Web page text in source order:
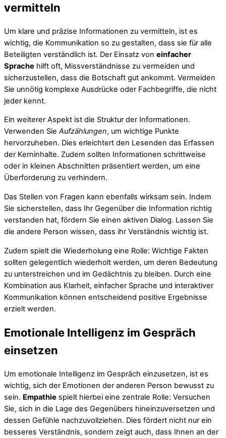
vermitteln
Um klare und präzise Informationen zu vermitteln, ist es
wichtig, die Kommunikation so zu gestalten, dass sie für alle
Beteiligten verständlich ist. Der Einsatz von einfacher
Sprache hilft oft, Missverständnisse zu vermeiden und
sicherzustellen, dass die Botschaft gut ankommt. Vermeiden
Sie unnötig komplexe Ausdrücke oder Fachbegriffe, die nicht
jeder kennt.
Ein weiterer Aspekt ist die Struktur der Informationen.
Verwenden Sie Aufzählungen, um wichtige Punkte
hervorzuheben. Dies erleichtert den Lesenden das Erfassen
der Kerninhalte. Zudem sollten Informationen schrittweise
oder in kleinen Abschnitten präsentiert werden, um eine
Überforderung zu verhindern.
Das Stellen von Fragen kann ebenfalls wirksam sein. Indem
Sie sicherstellen, dass Ihr Gegenüber die Information richtig
verstanden hat, fördern Sie einen aktiven Dialog. Lassen Sie
die andere Person wissen, dass ihr Verständnis wichtig ist.
Zudem spielt die Wiederholung eine Rolle: Wichtige Fakten
sollten gelegentlich wiederholt werden, um deren Bedeutung
zu unterstreichen und im Gedächtnis zu bleiben. Durch eine
Kombination aus Klarheit, einfacher Sprache und interaktiver
Kommunikation können entscheidend positive Ergebnisse
erzielt werden.
Emotionale Intelligenz im Gespräch
einsetzen
Um emotionale Intelligenz im Gespräch einzusetzen, ist es
wichtig, sich der Emotionen der anderen Person bewusst zu
sein. Empathie spielt hierbei eine zentrale Rolle: Versuchen
Sie, sich in die Lage des Gegenübers hineinzuversetzen und
dessen Gefühle nachzuvollziehen. Dies fördert nicht nur ein
besseres Verständnis, sondern zeigt auch, dass Ihnen an der